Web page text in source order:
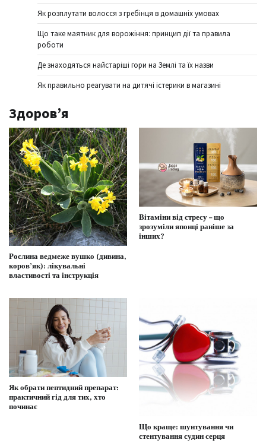
Як розплутати волосся з гребінця в домашніх умовах
Що таке маятник для ворожіння: принцип дії та правила
роботи
Де знаходяться найстаріші гори на Землі та їх назви
Як правильно реагувати на дитячі істерики в магазині
Здоров’я
Рослина ведмеже вушко (дивина,
коров’як): лікувальні
властивості та інструкція
Вітаміни від стресу – що
зрозуміли японці раніше за
інших?
Як обрати пептидний препарат:
практичний гід для тих, хто
починає
Що краще: шунтування чи
стентування судин серця